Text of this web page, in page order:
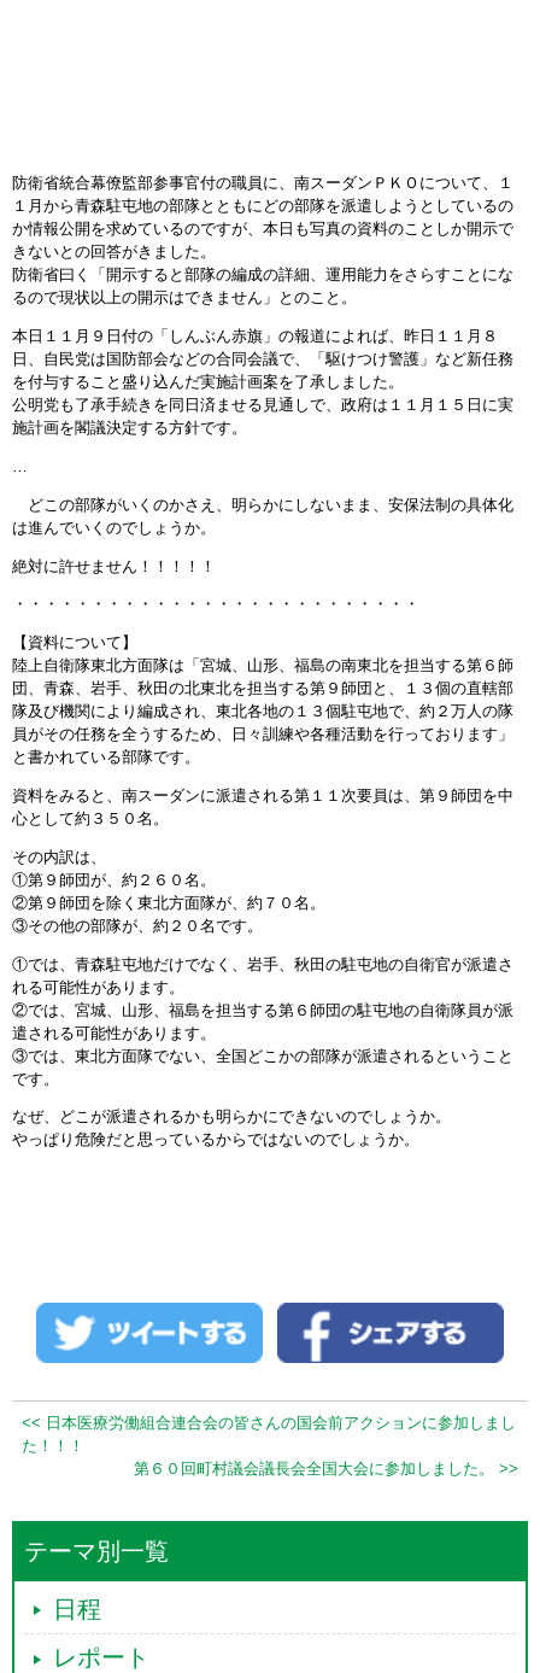
防衛省統合幕僚監部参事官付の職員に、南スーダンＰＫＯについて、１
１月から青森駐屯地の部隊とともにどの部隊を派遣しようとしているの
か情報公開を求めているのですが、本日も写真の資料のことしか開示で
きないとの回答がきました。
防衛省曰く「開示すると部隊の編成の詳細、運用能力をさらすことにな
るので現状以上の開示はできません」とのこと。
本日１１月９日付の「しんぶん赤旗」の報道によれば、昨日１１月８
日、自民党は国防部会などの合同会議で、「駆けつけ警護」など新任務
を付与すること盛り込んだ実施計画案を了承しました。
公明党も了承手続きを同日済ませる見通しで、政府は１１月１５日に実
施計画を閣議決定する方針です。
どこの部隊がいくのかさえ、明らかにしないまま、安保法制の具体化
は進んでいくのでしょうか。
絶対に許せません！！！！！
・・・・・・・・・・・・・・・・・・・・・・・・・・
【資料について】
陸上自衛隊東北方面隊は「宮城、山形、福島の南東北を担当する第６師
団、青森、岩手、秋田の北東北を担当する第９師団と、１３個の直轄部
隊及び機関により編成され、東北各地の１３個駐屯地で、約２万人の隊
員がその任務を全うするため、日々訓練や各種活動を行っております」
と書かれている部隊です。
資料をみると、南スーダンに派遣される第１１次要員は、第９師団を中
心として約３５０名。
その内訳は、
①第９師団が、約２６０名。
②第９師団を除く東北方面隊が、約７０名。
③その他の部隊が、約２０名です。
①では、青森駐屯地だけでなく、岩手、秋田の駐屯地の自衛官が派遣さ
れる可能性があります。
②では、宮城、山形、福島を担当する第６師団の駐屯地の自衛隊員が派
遣される可能性があります。
③では、東北方面隊でない、全国どこかの部隊が派遣されるということ
です。
なぜ、どこが派遣されるかも明らかにできないのでしょうか。
やっぱり危険だと思っているからではないのでしょうか。
<< 日本医療労働組合連合会の皆さんの国会前アクションに参加しまし
た！！！
第６０回町村議会議長会全国大会に参加しました。 >>
テーマ別一覧
日程
レポート